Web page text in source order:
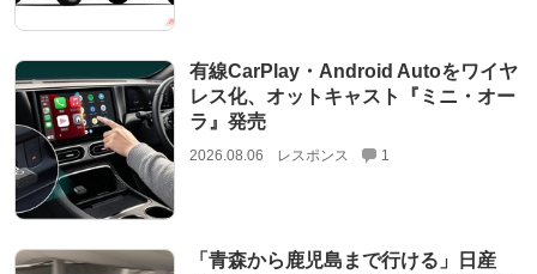
有線CarPlay・Android Autoをワイヤ
レス化、オットキャスト『ミニ・オー
ラ』発売
2026.08.06 レスポンス 1
「青森から鹿児島まで行ける」日産